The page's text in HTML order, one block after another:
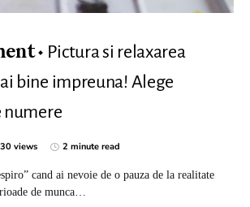
Pictura si relaxarea
bine impreuna! Alege
numere
views 2 minute read
cand ai nevoie de o pauza de la realitate
de munca…